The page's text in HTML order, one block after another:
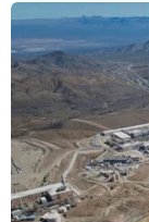
#Quần jeans
#thời trang của
Theo dõi